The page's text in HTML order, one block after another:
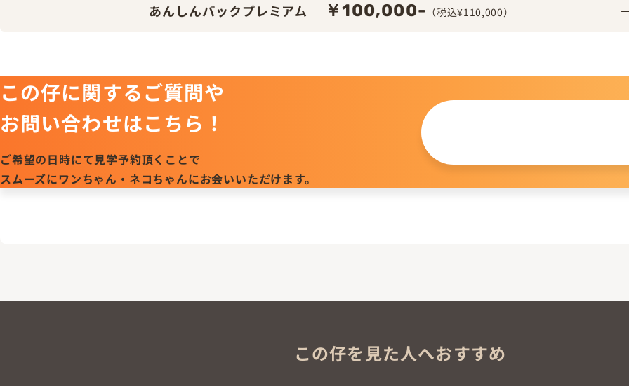
あんしんパックプレミアム ￥100,000- （税込¥110,000）
この仔に関するご質問や
お問い合わせはこちら！
ご希望の日時にて見学予約頂くことで
スムーズにワンちゃん・ネコちゃんにお会いいただけます。
この仔を見た人へおすすめ